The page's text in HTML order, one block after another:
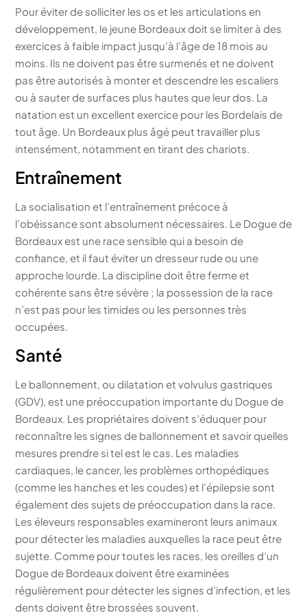
Pour éviter de solliciter les os et les articulations en
développement, le jeune Bordeaux doit se limiter à des
exercices à faible impact jusqu’à l’âge de 18 mois au
moins. Ils ne doivent pas être surmenés et ne doivent
pas être autorisés à monter et descendre les escaliers
ou à sauter de surfaces plus hautes que leur dos. La
natation est un excellent exercice pour les Bordelais de
tout âge. Un Bordeaux plus âgé peut travailler plus
intensément, notamment en tirant des chariots.
Entraînement
La socialisation et l’entraînement précoce à
l’obéissance sont absolument nécessaires. Le Dogue de
Bordeaux est une race sensible qui a besoin de
confiance, et il faut éviter un dresseur rude ou une
approche lourde. La discipline doit être ferme et
cohérente sans être sévère ; la possession de la race
n’est pas pour les timides ou les personnes très
occupées.
Santé
Le ballonnement, ou dilatation et volvulus gastriques
(GDV), est une préoccupation importante du Dogue de
Bordeaux. Les propriétaires doivent s’éduquer pour
reconnaître les signes de ballonnement et savoir quelles
mesures prendre si tel est le cas. Les maladies
cardiaques, le cancer, les problèmes orthopédiques
(comme les hanches et les coudes) et l’épilepsie sont
également des sujets de préoccupation dans la race.
Les éleveurs responsables examineront leurs animaux
pour détecter les maladies auxquelles la race peut être
sujette. Comme pour toutes les races, les oreilles d’un
Dogue de Bordeaux doivent être examinées
régulièrement pour détecter les signes d’infection, et les
dents doivent être brossées souvent.